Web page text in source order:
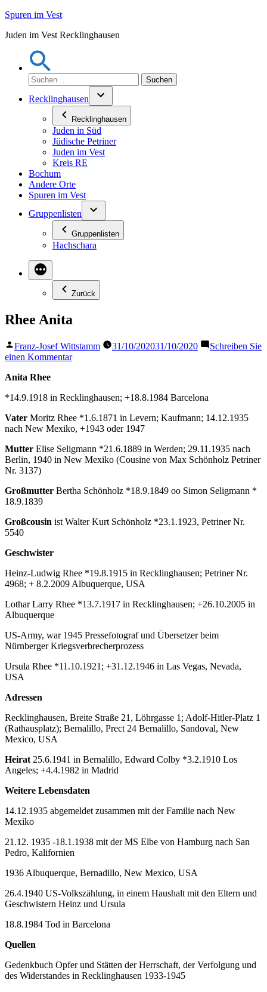
Zum
springen
Spuren im Vest
Juden im Vest Recklinghausen
Suchen
nach:
Recklinghausen
Recklinghausen
Juden in Süd
Jüdische Petriner
Juden im Vest
Kreis RE
Bochum
Andere Orte
Spuren im Vest
Gruppenlisten
Gruppenlisten
Hachschara
Zurück
Rhee Anita
Veröffentlicht
von
Franz-Josef Wittstamm 31/10/202031/10/2020
Schreiben Sie
einen Kommentarzu
Anita Rhee
*14.9.1918 in Recklinghausen; +18.8.1984 Barcelona
Vater Moritz Rhee *1.6.1871 in Levern; Kaufmann; 14.12.1935
nach New Mexiko, +1943 oder 1947
Mutter Elise Seligmann *21.6.1889 in Werden; 29.11.1935 nach
Berlin, 1940 in New Mexiko (Cousine von Max Schönholz Petriner
Nr. 3137)
Großmutter Bertha Schönholz *18.9.1849 oo Simon Seligmann *
18.9.1839
Großcousin ist Walter Kurt Schönholz *23.1.1923, Petriner Nr.
5540
Geschwister
Heinz-Ludwig Rhee *19.8.1915 in Recklinghausen; Petriner Nr.
4968; + 8.2.2009 Albuquerque, USA
Lothar Larry Rhee *13.7.1917 in Recklinghausen; +26.10.2005 in
Albuquerque
US-Army, war 1945 Pressefotograf und Übersetzer beim
Nürnberger Kriegsverbrecherprozess
Ursula Rhee *11.10.1921; +31.12.1946 in Las Vegas, Nevada,
USA
Adressen
Recklinghausen, Breite Straße 21, Löhrgasse 1; Adolf-Hitler-Platz 1
(Rathausplatz); Bernalillo, Prect 24 Bernalillo, Sandoval, New
Mexico, USA
Heirat 25.6.1941 in Bernalillo, Edward Colby *3.2.1910 Los
Angeles; +4.4.1982 in Madrid
Weitere Lebensdaten
14.12.1935 abgemeldet zusammen mit der Familie nach New
Mexiko
21.12. 1935 -18.1.1938 mit der MS Elbe von Hamburg nach San
Pedro, Kalifornien
1936 Albuquerque, Bernadillo, New Mexico, USA
26.4.1940 US-Volkszählung, in einem Haushalt mit den Eltern und
Geschwistern Heinz und Ursula
18.8.1984 Tod in Barcelona
Quellen
Gedenkbuch Opfer und Stätten der Herrschaft, der Verfolgung und
des Widerstandes in Recklinghausen 1933-1945